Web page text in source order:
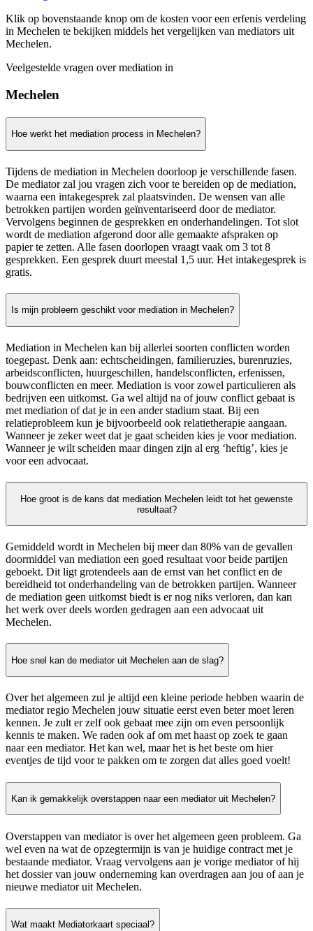
Klik op bovenstaande knop om de kosten voor een erfenis verdeling
in Mechelen te bekijken middels het vergelijken van mediators uit
Mechelen.
Veelgestelde vragen over mediation in
Mechelen
Hoe werkt het mediation process in Mechelen?
Tijdens de mediation in Mechelen doorloop je verschillende fasen.
De mediator zal jou vragen zich voor te bereiden op de mediation,
waarna een intakegesprek zal plaatsvinden. De wensen van alle
betrokken partijen worden geïnventariseerd door de mediator.
Vervolgens beginnen de gesprekken en onderhandelingen. Tot slot
wordt de mediation afgerond door alle gemaakte afspraken op
papier te zetten. Alle fasen doorlopen vraagt vaak om 3 tot 8
gesprekken. Een gesprek duurt meestal 1,5 uur. Het intakegesprek is
gratis.
Is mijn probleem geschikt voor mediation in Mechelen?
Mediation in Mechelen kan bij allerlei soorten conflicten worden
toegepast. Denk aan: echtscheidingen, familieruzies, burenruzies,
arbeidsconflicten, huurgeschillen, handelsconflicten, erfenissen,
bouwconflicten en meer. Mediation is voor zowel particulieren als
bedrijven een uitkomst. Ga wel altijd na of jouw conflict gebaat is
met mediation of dat je in een ander stadium staat. Bij een
relatieprobleem kun je bijvoorbeeld ook relatietherapie aangaan.
Wanneer je zeker weet dat je gaat scheiden kies je voor mediation.
Wanneer je wilt scheiden maar dingen zijn al erg ‘heftig’, kies je
voor een advocaat.
Hoe groot is de kans dat mediation Mechelen leidt tot het gewenste
resultaat?
Gemiddeld wordt in Mechelen bij meer dan 80% van de gevallen
doormiddel van mediation een goed resultaat voor beide partijen
geboekt. Dit ligt grotendeels aan de ernst van het conflict en de
bereidheid tot onderhandeling van de betrokken partijen. Wanneer
de mediation geen uitkomst biedt is er nog niks verloren, dan kan
het werk over deels worden gedragen aan een advocaat uit
Mechelen.
Hoe snel kan de mediator uit Mechelen aan de slag?
Over het algemeen zul je altijd een kleine periode hebben waarin de
mediator regio Mechelen jouw situatie eerst even beter moet leren
kennen. Je zult er zelf ook gebaat mee zijn om even persoonlijk
kennis te maken. We raden ook af om met haast op zoek te gaan
naar een mediator. Het kan wel, maar het is het beste om hier
eventjes de tijd voor te pakken om te zorgen dat alles goed voelt!
Kan ik gemakkelijk overstappen naar een mediator uit Mechelen?
Overstappen van mediator is over het algemeen geen probleem. Ga
wel even na wat de opzegtermijn is van je huidige contract met je
bestaande mediator. Vraag vervolgens aan je vorige mediator of hij
het dossier van jouw onderneming kan overdragen aan jou of aan je
nieuwe mediator uit Mechelen.
Wat maakt Mediatorkaart speciaal?